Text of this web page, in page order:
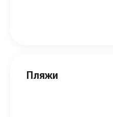
Пляжи